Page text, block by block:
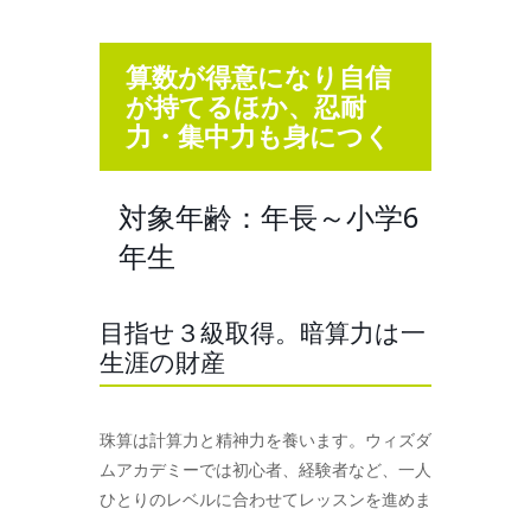
算数が得意になり自信
が持てるほか、忍耐
力・集中力も身につく
対象年齢：年長～小学6
年生
目指せ３級取得。暗算力は一
生涯の財産
珠算は計算力と精神力を養います。ウィズダ
ムアカデミーでは初心者、経験者など、一人
ひとりのレベルに合わせてレッスンを進めま